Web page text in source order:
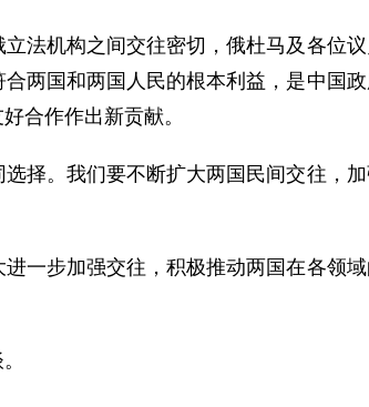
机构之间交往密切，俄杜马及各位议
两国和两国人民的根本利益，是中国
合作作出新贡献。
。我们要不断扩大两国民间交往，加
步加强交往，积极推动两国在各领